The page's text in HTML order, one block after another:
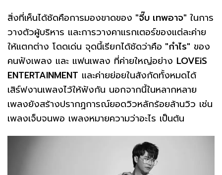
สิ่งที่เห็นได้ชัดคือการมองขาดของ "จี๊บ เทพอาจ" ในการ
วางตัวผู้บริหาร และการวางคาแรกเตอร์ของแต่ละค่าย
ให้แตกต่าง โดดเด่น จุดนี้เรียกได้ชัดว่าคือ "กำไร" ของ
คนฟังเพลง และ แฟนเพลง ที่ค่ายใหญ่อย่าง LOVEiS
ENTERTAINMENT และค่ายย่อยในสังกัดทั้งหมดได้
เสิร์ฟงานเพลงไว้ให้ฟังกัน นอกจากนี้ในหลากหลาย
เพลงยังสร้างปรากฏการณ์ยอดวิวหลักร้อยล้านวิว เช่น
เพลงเจ็บจนพอ เพลงหมายความว่าอะไร เป็นต้น